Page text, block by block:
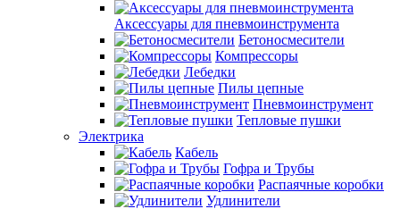
Аксессуары для пневмоинструмента
Бетоносмесители
Компрессоры
Лебедки
Пилы цепные
Пневмоинструмент
Тепловые пушки
Электрика
Кабель
Гофра и Трубы
Распаячные коробки
Удлинители